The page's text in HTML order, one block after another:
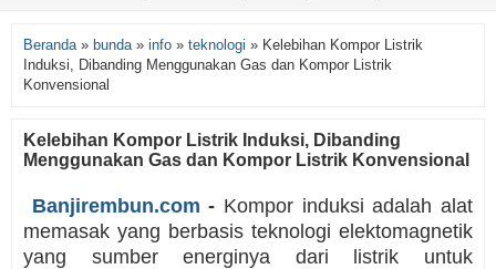
Beranda » bunda » info » teknologi » Kelebihan Kompor Listrik
Induksi, Dibanding Menggunakan Gas dan Kompor Listrik
Konvensional
Kelebihan Kompor Listrik Induksi, Dibanding
Menggunakan Gas dan Kompor Listrik Konvensional
Banjirembun.com - Kompor induksi adalah alat
memasak yang berbasis teknologi elektomagnetik
yang sumber energinya dari listrik untuk